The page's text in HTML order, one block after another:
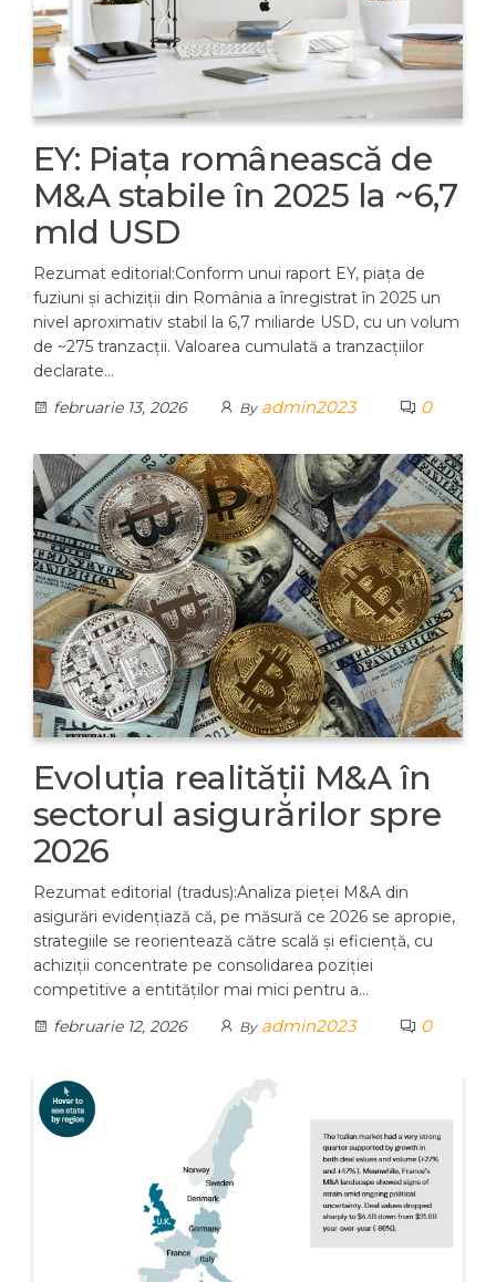
EY: Piața românească de
M&A stabile în 2025 la ~6,7
mld USD
Rezumat editorial:Conform unui raport EY, piața de
fuziuni și achiziții din România a înregistrat în 2025 un
nivel aproximativ stabil la 6,7 miliarde USD, cu un volum
de ~275 tranzacții. Valoarea cumulată a tranzacțiilor
declarate…
februarie 13, 2026
By admin2023 0
Evoluția realității M&A în
sectorul asigurărilor spre
2026
Rezumat editorial (tradus):Analiza pieței M&A din
asigurări evidențiază că, pe măsură ce 2026 se apropie,
strategiile se reorientează către scală și eficiență, cu
achiziții concentrate pe consolidarea poziției
competitive a entităților mai mici pentru a…
februarie 12, 2026
By admin2023 0